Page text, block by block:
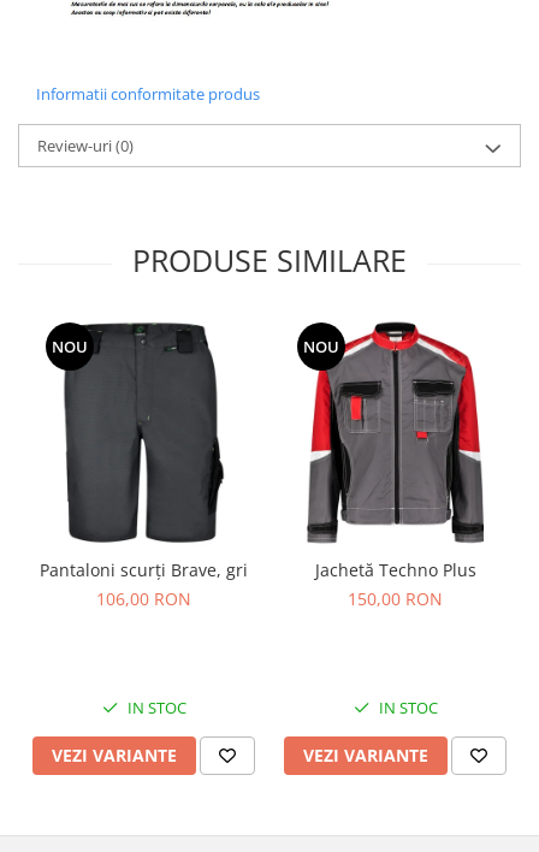
Informatii conformitate produs
Review-uri(0)
PRODUSE SIMILARE
NOU
Pantaloni scurți Brave, gri
106,00 RON
IN STOC
VEZI VARIANTE
NOU
Jachetă Techno Plus
150,00 RON
IN STOC
VEZI VARIANTE